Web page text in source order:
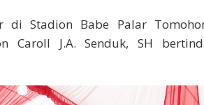
di Stadion Babe Palar
Caroll J.A. Senduk, SH